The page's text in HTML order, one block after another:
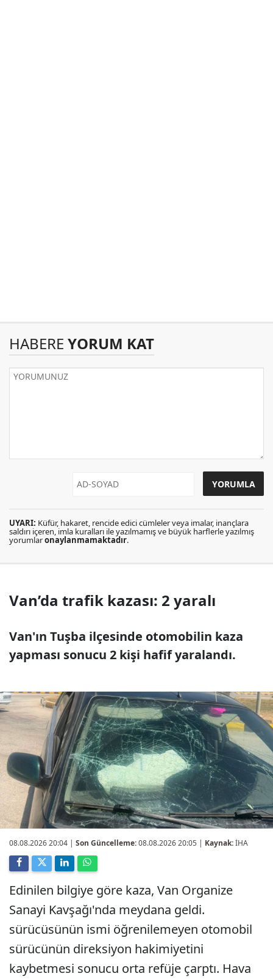
HABERE YORUM KAT
UYARI: Küfür, hakaret, rencide edici cümleler veya imalar, inançlara
saldırı içeren, imla kuralları ile yazılmamış ve büyük harflerle yazılmış
yorumlaronaylanmamaktadır.
Van’da trafik kazası: 2 yaralı
Van'ın Tuşba ilçesinde otomobilin kaza
yapması sonucu 2 kişi hafif yaralandı.
08.08.2026 20:04 | Son Güncelleme:08.08.2026 20:05 | Kaynak:İHA
Edinilen bilgiye göre kaza, Van Organize
Sanayi Kavşağı'nda meydana geldi.
sürücüsünün ismi öğrenilemeyen otomobil
sürücünün direksiyon hakimiyetini
kaybetmesi sonucu orta refüje çarptı. Hava